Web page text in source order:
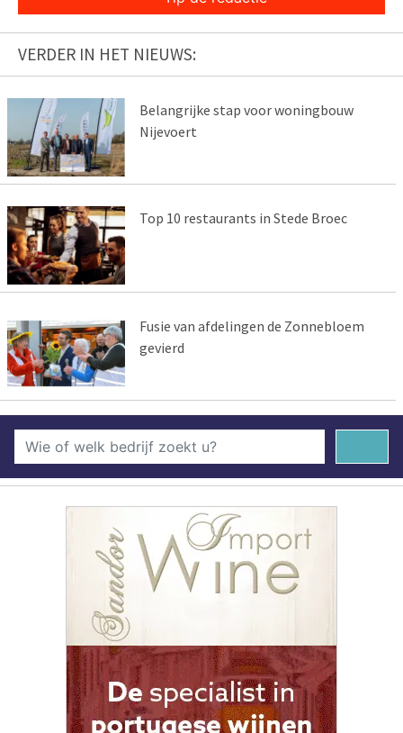
VERDER IN HET NIEUWS:
Belangrijke stap voor woningbouw
Nijevoert
Top 10 restaurants in Stede Broec
Fusie van afdelingen de Zonnebloem
gevierd